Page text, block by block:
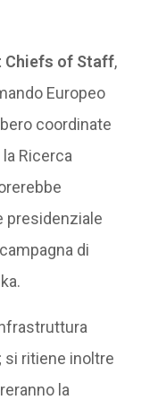
Chiefs of Staff,
Europeo
coordinate
Ricerca
presidenziale
di
si ritiene inoltre
la